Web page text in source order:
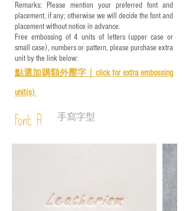
Remarks: Please mention your preferred font and
placement, if any; otherwise we will decide the font and
placement without notice in advance.
Free embossing of 4 units of letters (upper case or
small case), numbers or pattern, please purchase extra
unit by the link below:
點選加購額外壓字｜ click for extra embossing
unit(s)
Font A 手寫字型